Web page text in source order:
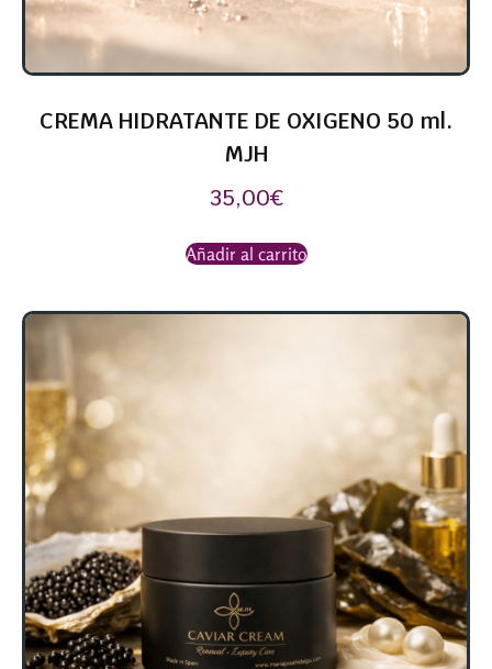
CREMA HIDRATANTE DE OXIGENO 50 ml.
MJH
35,00€
Añadir al carrito